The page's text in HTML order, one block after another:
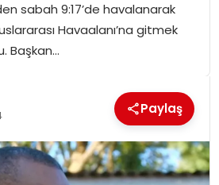
sabah 9:17’de havalanarak
Havaalanı’na gitmek
Başkan…
Paylaş